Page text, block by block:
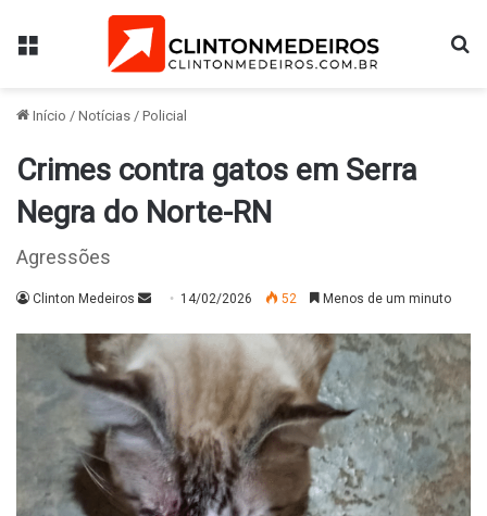
Menu
Início / Notícias / Policial
Crimes contra gatos em Serra
Negra do Norte-RN
Agressões
Clinton Medeiros
Mande
mail
14/02/2026 52 Menos de um minuto